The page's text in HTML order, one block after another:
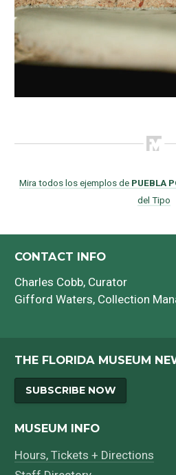
Mira todos los ejemplos de PUEBLA
del Tipo
CONTACT INFO
Charles Cobb, Curator
Gifford Waters, Collection
THE FLORIDA MUSEUM
SUBSCRIBE NOW
MUSEUM INFO
Hours, Tickets + Directions